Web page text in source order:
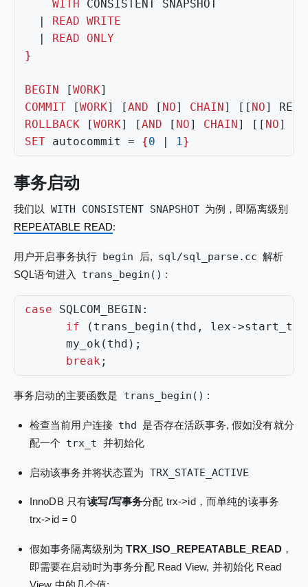
WITH
CONSISTENT SNAPSHOT
READ WRITE
READ
ONLY
}
BEGIN [WORK]
COMMIT
[WORK] [AND [ NO] CHAIN ] [[ NO]
ROLLBACK
[WORK] [AND [ NO] CHAIN ] [[ NO]
SET autocommit = {0 1}
事务启动
我们以 WITH CONSISTENT SNAPSHOT 为例，即隔离级别
REPEATABLE READ:
用户开启事务执行 begin 后, sql/sql_parse.cc 解析
SQL语句进入
trans_begin() :
case SQLCOM_BEGIN :
if
( trans_begin ( thd , lex->
my_ok ( thd );
break;
事务启动的主要函数是 trans_begin() :
检查当前用户连接 thd 是否存在活跃事务, 假如没有就分
配一个 trx_t 并初始化
启动该事务并将状态置为 TRX_STATE_ACTIVE
InnoDB 只有读写/写事务分配 trx->id，而单纯的读事务
trx->id = 0
假如事务隔离级别为TRX_ISO_REPEATABLE_READ ，
即需要在启动时为事务分配 Read View, 并初始化 Read